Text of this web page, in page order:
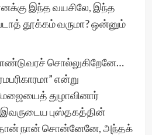
இந்த வயசிலே, இந்த
தூக்கம் வருமா? ஒன்னும்
சொல்லுகிறேனே…
என்று
துழாவினார்
புஸ்தகத்தின்
நான் சொன்னேனே, அந்தக்